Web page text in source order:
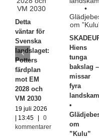
Detta
väntar för
Svenska
landslaget:
Potters
färdplan
mot EM
2028 och
VM 2030
19 juli 2026
| 13:45
|
0
kommentarer
Hiens
tunga
bakslag –
missar
fyra
•
om
”Kulu”